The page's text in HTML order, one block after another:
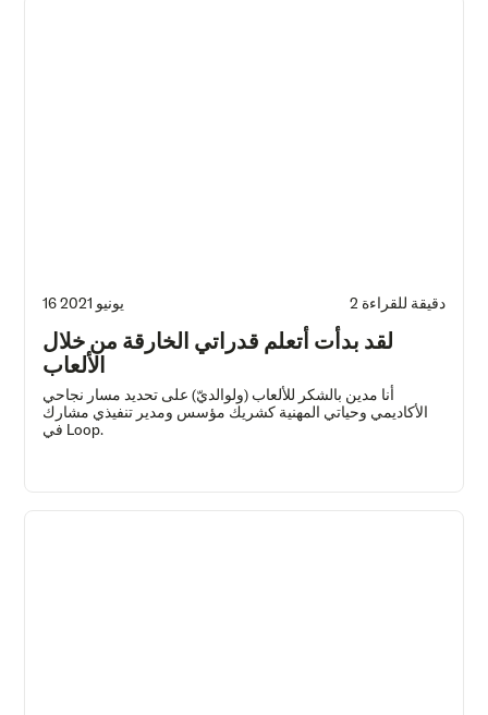
16 يونيو 2021 2 دقيقة للقراءة
لقد بدأت أتعلم قدراتي الخارقة من خلال
الألعاب
أنا مدين بالشكر للألعاب (ولوالديّ) على تحديد مسار نجاحي
الأكاديمي وحياتي المهنية كشريك مؤسس ومدير تنفيذي مشارك
في Loop.